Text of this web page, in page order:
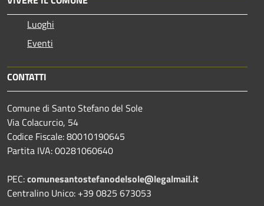
Luoghi
Eventi
CONTATTI
Comune di Santo Stefano del Sole
Via Colacurcio, 54
Codice Fiscale: 80010190645
Partita IVA: 00281060640
PEC:comunesantostefanodelsole@legalmail.it
Centralino Unico: +39 0825 673053